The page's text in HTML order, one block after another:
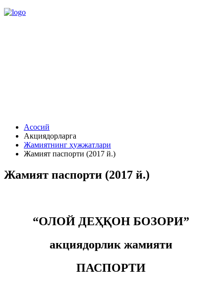
Асосий
Акциядорларга
Жамиятнинг ҳужжатлари
Жамият паспорти (2017 й.)
Жамият паспорти (2017 й.)
“ОЛОЙ ДЕҲҚОН БОЗОРИ”
акциядорлик жамияти
ПАСПОРТИ